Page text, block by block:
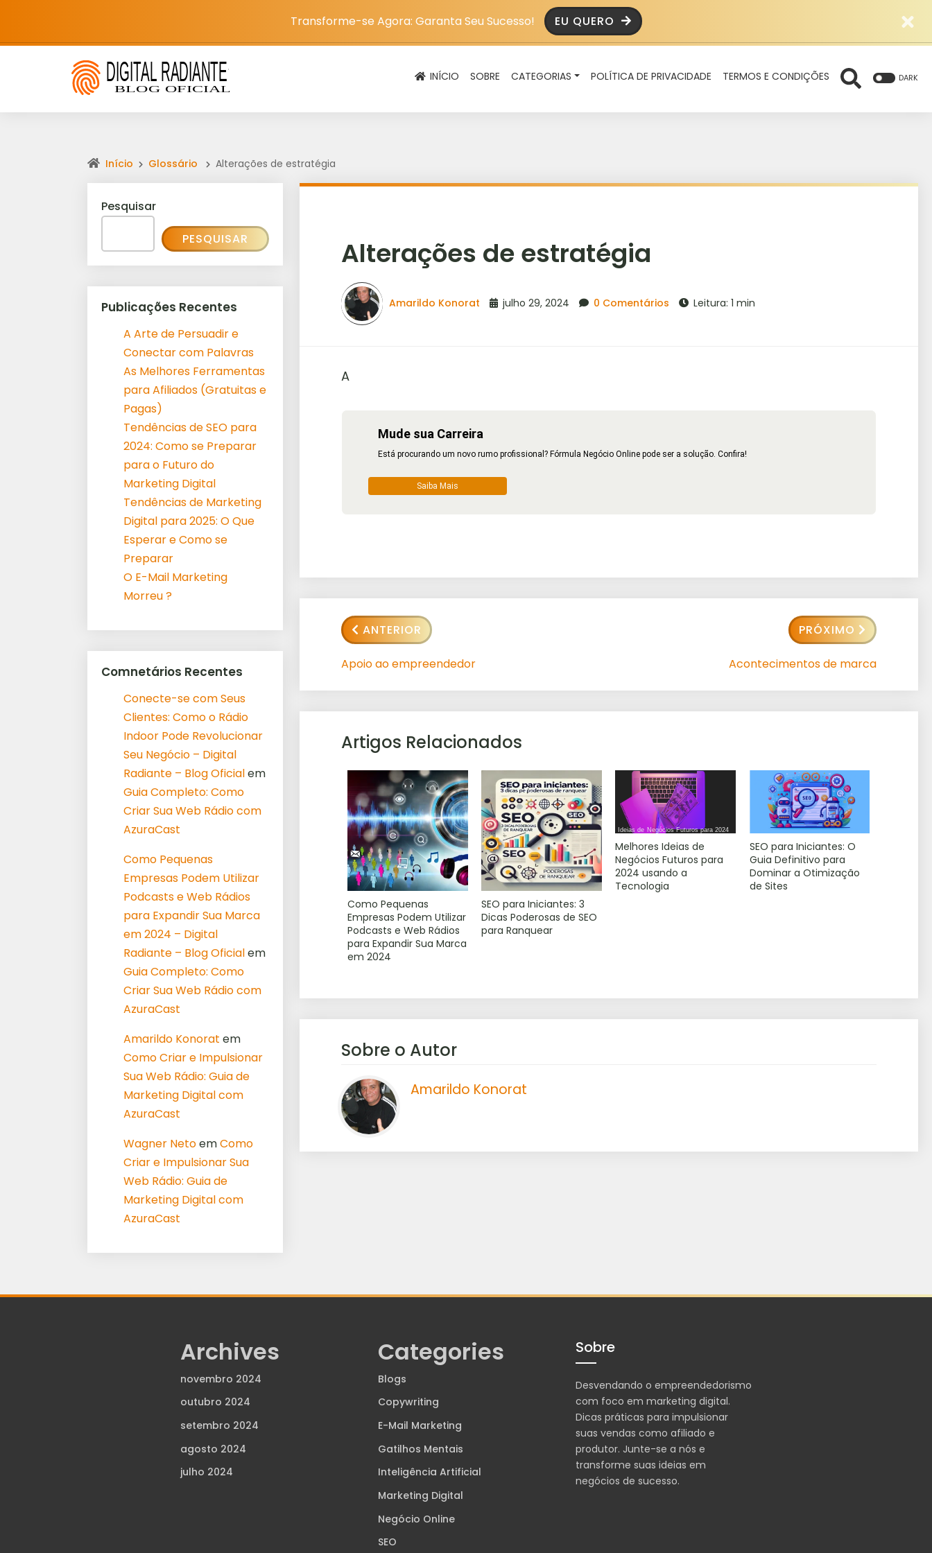
Transforme-se Agora: Garanta Seu Sucesso! EU QUERO
INÍCIO SOBRE CATEGORIAS POLÍTICA DE PRIVACIDADE TERMOS E CONDIÇÕES DARK
Início Glossário Alterações de estratégia
Alterações de estratégia
Amarildo Konorat julho 29, 2024 0 Comentários Leitura: 1 min
A
Mude sua Carreira
Está procurando um novo rumo profissional? Fórmula Negócio Online pode ser a solução. Confira!
Saiba Mais
ANTERIOR
Apoio ao empreendedor
PRÓXIMO
Acontecimentos de marca
Artigos Relacionados
Como Pequenas
Empresas Podem Utilizar
Podcasts e Web Rádios
para Expandir Sua Marca
em 2024
SEO para Iniciantes: 3
Dicas Poderosas de SEO
para Ranquear
Melhores Ideias de
Negócios Futuros para
2024 usando a
Tecnologia
SEO para Iniciantes: O
Guia Definitivo para
Dominar a Otimização
de Sites
Sobre o Autor
Amarildo Konorat
Pesquisar
PESQUISAR
Publicações Recentes
A Arte de Persuadir e
Conectar com Palavras
As Melhores Ferramentas
para Afiliados (Gratuitas e
Pagas)
Tendências de SEO para
2024: Como se Preparar
para o Futuro do
Marketing Digital
Tendências de Marketing
Digital para 2025: O Que
Esperar e Como se
Preparar
O E-Mail Marketing
Morreu ?
Comnetários Recentes
Conecte-se com Seus
Clientes: Como o Rádio
Indoor Pode Revolucionar
Seu Negócio – Digital
Radiante – Blog Oficialem
Guia Completo: Como
Criar Sua Web Rádio com
AzuraCast
Como Pequenas
Empresas Podem Utilizar
Podcasts e Web Rádios
para Expandir Sua Marca
em 2024 – Digital
Radiante – Blog Oficialem
Guia Completo: Como
Criar Sua Web Rádio com
AzuraCast
Amarildo Konorat em
Como Criar e Impulsionar
Sua Web Rádio: Guia de
Marketing Digital com
AzuraCast
Wagner NetoemComo
Criar e Impulsionar Sua
Web Rádio: Guia de
Marketing Digital com
AzuraCast
Archives
novembro 2024
outubro 2024
setembro 2024
agosto 2024
julho 2024
Categories
Blogs
Copywriting
E-Mail Marketing
Gatilhos Mentais
Inteligência Artificial
Marketing Digital
Negócio Online
SEO
Sobre
Desvendando o empreendedorismo
com foco em marketing digital.
Dicas práticas para impulsionar
suas vendas como afiliado e
produtor. Junte-se a nós e
transforme suas ideias em
negócios de sucesso.